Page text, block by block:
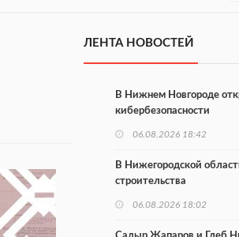
ЛЕНТА НОВОСТЕЙ
В Нижнем Новгороде
кибербезопасности
06.08.2026 18:42
В Нижегородской
строительства
06.08.2026 18:02